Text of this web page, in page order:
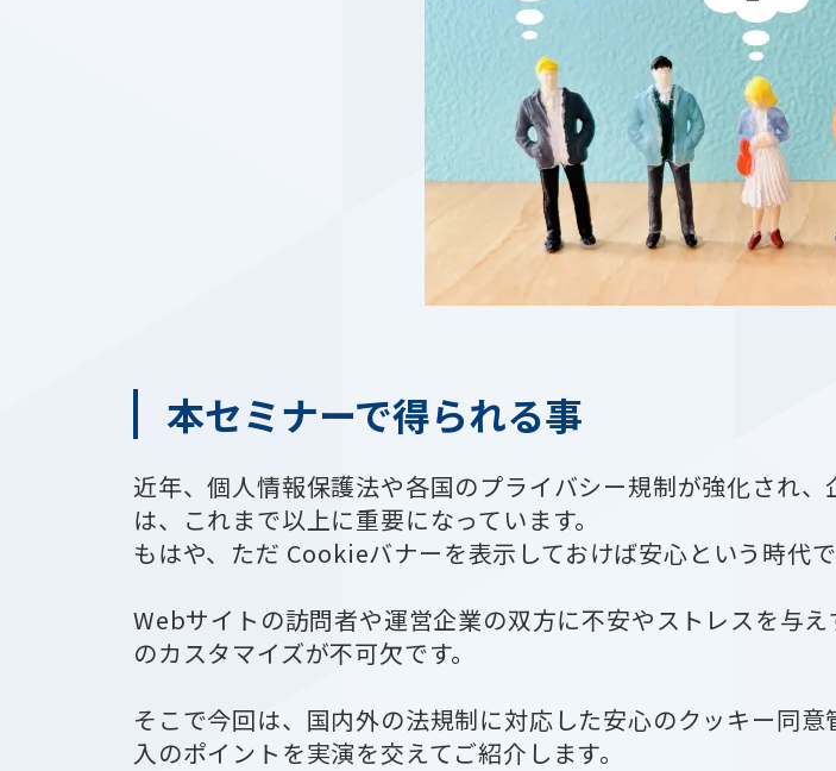
本セミナーで得られる事
近年、個人情報保護法や各国のプライバシー規制が強化され
は、これまで以上に重要になっています。
もはや、ただ Cookieバナーを表示しておけば安心という時代で
Webサイトの訪問者や運営企業の双方に不安やストレスを与
のカスタマイズが不可欠です。
そこで今回は、国内外の法規制に対応した安心のクッキー同
入のポイントを実演を交えてご紹介します。